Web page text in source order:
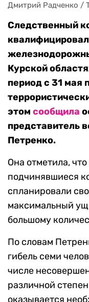
Дмитрий Радченко /
Следственный
Курской
период с 31 мая
этом сообщила
представитель
Петренко.
Она отметила,
подчинявшиеся
спланировали
максимальный
большому
По словам
гибель семи
числе
различной
оказывается